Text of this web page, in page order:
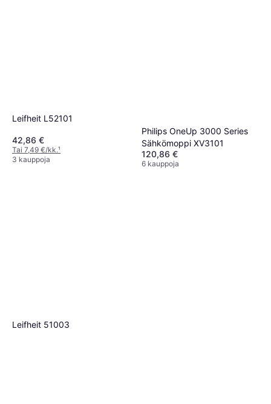
Leifheit L52101
42,86 €
Tai 7,49 €/kk.¹
3 kauppoja
Philips OneUp 3000 Series
Sähkömoppi XV3101
120,86 €
6 kauppoja
Leifheit 51003